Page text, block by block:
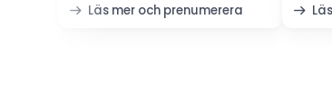
Läs mer och prenumerera